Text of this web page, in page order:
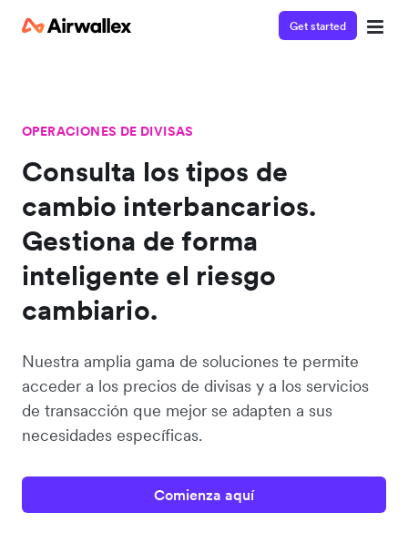
Get started
OPERACIONES DE DIVISAS
Consulta los tipos de
cambio interbancarios.
Gestiona de forma
inteligente el riesgo
cambiario.
Nuestra amplia gama de soluciones te permite
acceder a los precios de divisas y a los servicios
de transacción que mejor se adapten a sus
necesidades específicas.
Comienza aquí